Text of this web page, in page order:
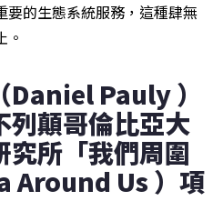
要的生態系統服務，這種肆無
。
Pauly ）
列顛哥倫比亞大
究所「我們周圍
Around Us ）項